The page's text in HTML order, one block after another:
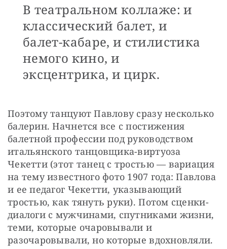
В театральном коллаже: и
классический балет, и
балет-кабаре, и стилистика
немого кино, и
эксцентрика, и цирк.
Поэтому танцуют Павлову сразу несколько
балерин. Начнется все с постижения
балетной профессии под руководством
итальянского танцовщика-виртуоза
Чекетти (этот танец с тростью — вариация
на тему известного фото 1907 года: Павлова
и ее педагог Чекетти, указывающий
тростью, как тянуть руки). Потом сценки-
диалоги с мужчинами, спутниками жизни,
теми, которые очаровывали и
разочаровывали, но которые вдохновляли.